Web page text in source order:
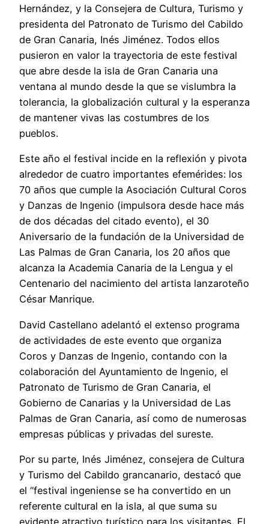
Hernández, y la Consejera de Cultura, Turismo y
presidenta del Patronato de Turismo del Cabildo
de Gran Canaria, Inés Jiménez. Todos ellos
pusieron en valor la trayectoria de este festival
que abre desde la isla de Gran Canaria una
ventana al mundo desde la que se vislumbra la
tolerancia, la globalización cultural y la esperanza
de mantener vivas las costumbres de los
pueblos.
Este año el festival incide en la reflexión y pivota
alrededor de cuatro importantes efemérides: los
70 años que cumple la Asociación Cultural Coros
y Danzas de Ingenio (impulsora desde hace más
de dos décadas del citado evento), el 30
Aniversario de la fundación de la Universidad de
Las Palmas de Gran Canaria, los 20 años que
alcanza la Academia Canaria de la Lengua y el
Centenario del nacimiento del artista lanzaroteño
César Manrique.
David Castellano adelantó el extenso programa
de actividades de este evento que organiza
Coros y Danzas de Ingenio, contando con la
colaboración del Ayuntamiento de Ingenio, el
Patronato de Turismo de Gran Canaria, el
Gobierno de Canarias y la Universidad de Las
Palmas de Gran Canaria, así como de numerosas
empresas públicas y privadas del sureste.
Por su parte, Inés Jiménez, consejera de Cultura
y Turismo del Cabildo grancanario, destacó que
el “festival ingeniense se ha convertido en un
referente cultural en la isla, al que suma su
evidente atractivo turístico para los visitantes. El